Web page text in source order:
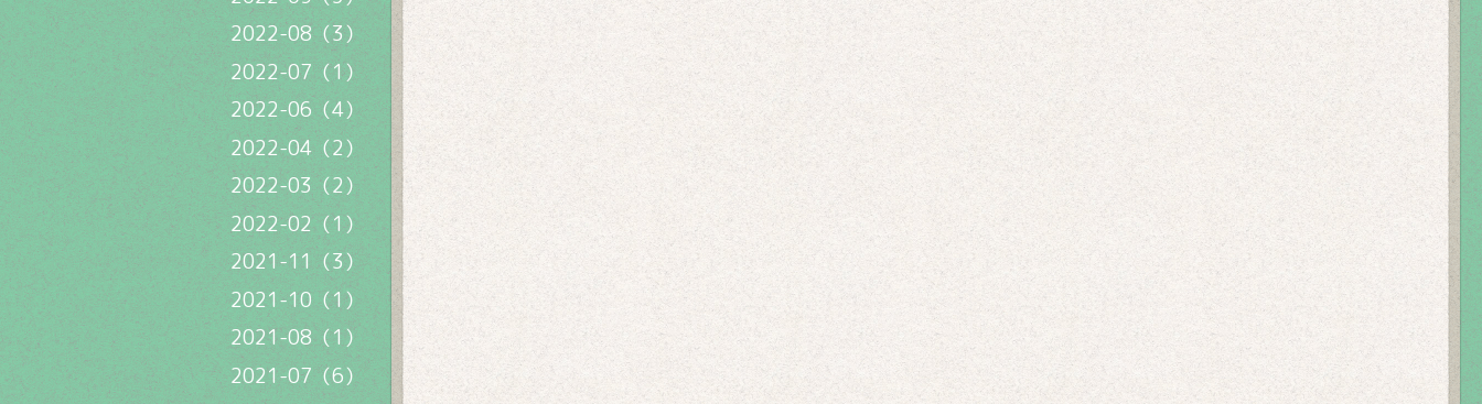
2022-08（3）
2022-07（1）
2022-06（4）
2022-04（2）
2022-03（2）
2022-02（1）
2021-11（3）
2021-10（1）
2021-08（1）
2021-07（6）